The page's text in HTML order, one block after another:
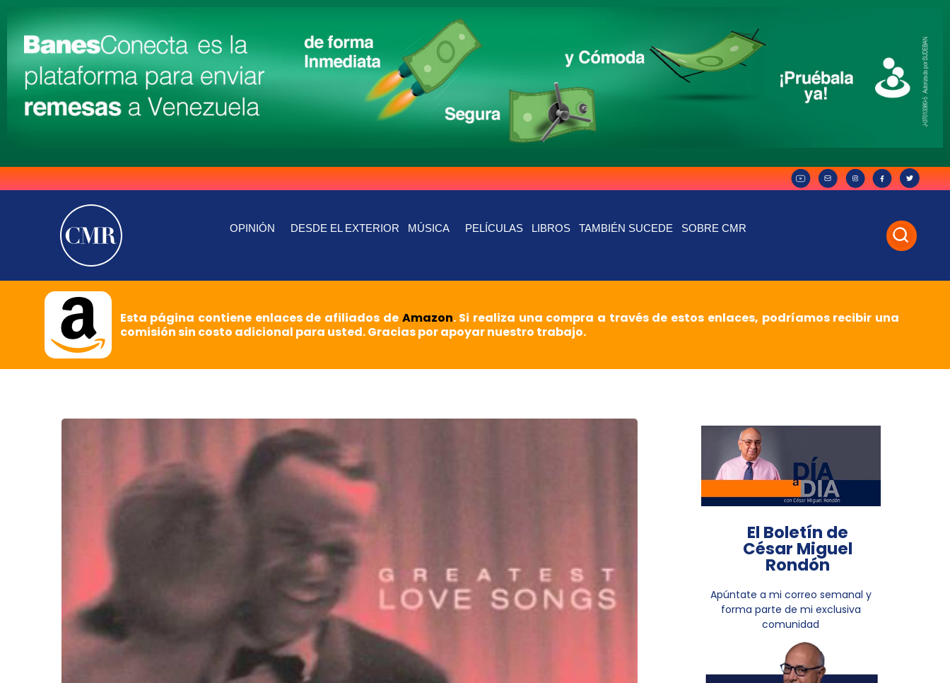
OPINIÓN DESDE EL EXTERIOR MÚSICA PELÍCULAS LIBROS TAMBIÉN SUCEDE SOBRE CMR
Esta página contiene enlaces de afiliados de Amazon. Si realiza una compra a través de estos enlaces, podríamos recibir una
comisión sin costo adicional para usted. Gracias por apoyar nuestro trabajo.
El Boletín de
César Miguel
Rondón
Apúntate a mi correo semanal y
forma parte de mi exclusiva
comunidad